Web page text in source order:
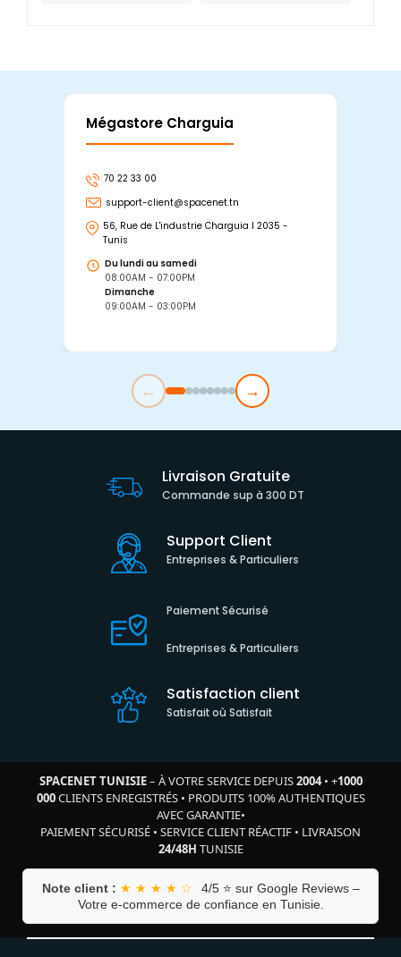
Mégastore Charguia
70 22 33 00
support-client@spacenet.tn
56, Rue de L'industrie Charguia I 2035 -
Tunis
Du lundi au samedi
08:00AM - 07:00PM
Dimanche
09:00AM - 03:00PM
← →
Livraison Gratuite
Commande sup à 300 DT
Support Client
Entreprises & Particuliers
Paiement Sécurisé
Entreprises & Particuliers
Satisfaction client
Satisfait où Satisfait
SPACENET TUNISIE– À VOTRE SERVICE DEPUIS2004• +1000
000CLIENTS ENREGISTRÉS• PRODUITS 100% AUTHENTIQUES
AVEC GARANTIE•
PAIEMENT SÉCURISÉ • SERVICE CLIENT RÉACTIF • LIVRAISON
24/48H TUNISIE
Note client : ★ ★ ★ ★ ☆
4/5 ⭐ sur Google Reviews –
Votre e-commerce de confiance en Tunisie.